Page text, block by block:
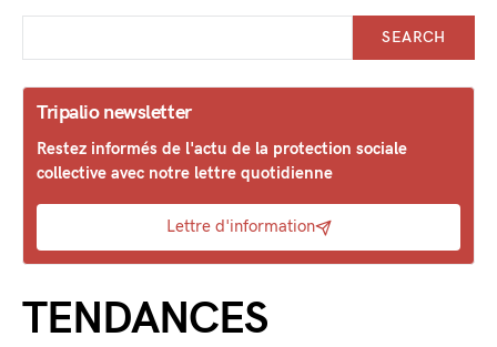
SEARCH
Tripalio newsletter
Restez informés de l'actu de la protection sociale
collective avec notre lettre quotidienne
Lettre d'information
TENDANCES